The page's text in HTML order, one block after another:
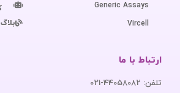
Generic Assays
Vircell
بلاگ
ارتباط با ما
تلفن: 44058082-021